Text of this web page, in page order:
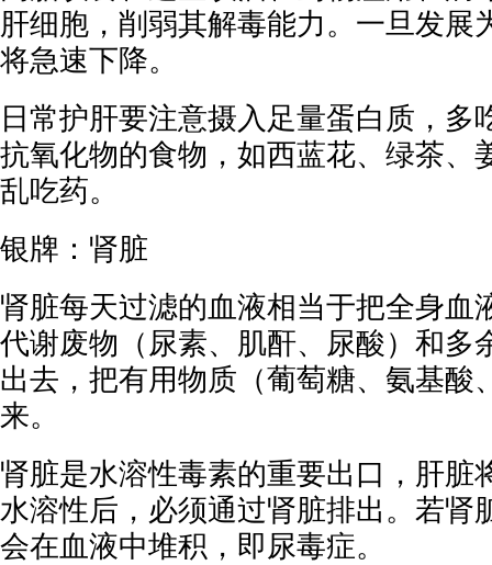
肝细胞，削弱其解毒能力。一旦发展
将急速下降。
日常护肝要注意摄入足量蛋白质，多
抗氧化物的食物，如西蓝花、绿茶、
乱吃药。
银牌：肾脏
肾脏每天过滤的血液相当于把全身血
代谢废物（尿素、肌酐、尿酸）和多
出去，把有用物质（葡萄糖、氨基酸
来。
肾脏是水溶性毒素的重要出口，肝脏
水溶性后，必须通过肾脏排出。若肾
会在血液中堆积，即尿毒症。